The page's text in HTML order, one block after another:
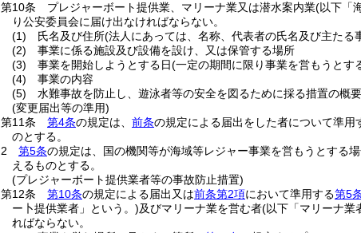
第10条
プレジャーボート提供業、マリーナ業又は潜水案内業(以下「
り公安委員会に届け出なければならない。
(1)
氏名及び住所(法人にあっては、名称、代表者の氏名及び主たる
(2)
事業に係る施設及び設備を設け、又は保管する場所
(3)
事業を開始しようとする日(一定の期間に限り事業を営もうとす
(4)
事業の内容
(5)
水難事故を防止し、遊泳者等の安全を図るために採る措置の概要
(変更届出等の準用)
第11条
第4条の規定は、 前条の規定による届出をした者について準用
のとする。
2
第5条の規定は、国の機関等が海域等レジャー事業を営もうとする場
えるものとする。
(プレジャーボート提供業者等の事故防止措置)
第12条
第10条の規定による届出又は前条第2項において準用する第5
ー卜提供業者」という。)及びマリーナ業を営む者(以下「マリーナ業
ればならない。